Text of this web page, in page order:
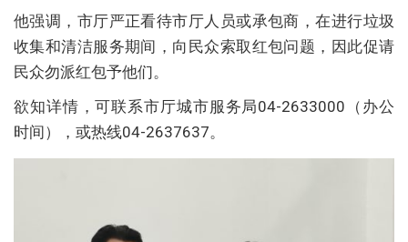
他强调，市厅严正看待市厅人员或承包商，在进行垃圾
收集和清洁服务期间，向民众索取红包问题，因此促请
民众勿派红包予他们。
欲知详情，可联系市厅城市服务局04-2633000（办公
时间），或热线04-2637637。